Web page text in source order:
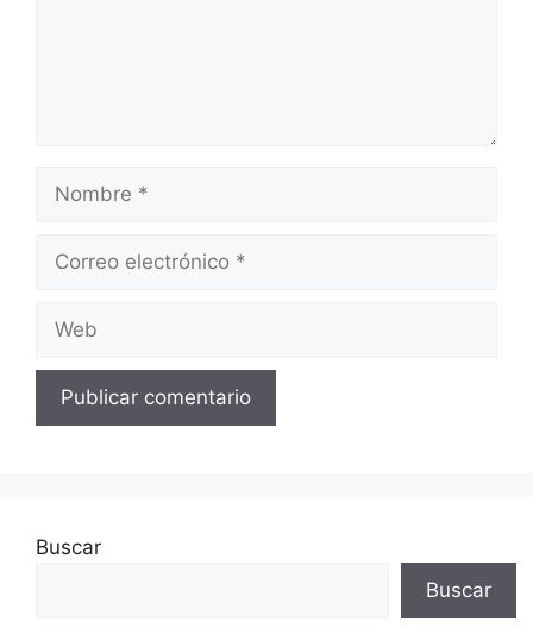
electrónico
Buscar
Buscar